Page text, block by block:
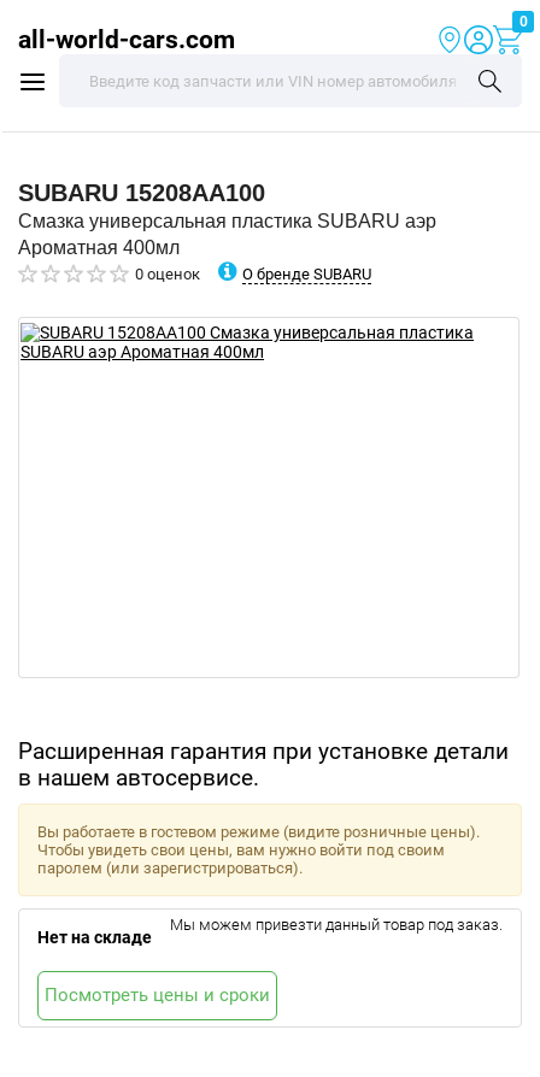
all-world-cars.com
0
SUBARU 15208AA100
Смазка универсальная пластика SUBARU аэр
Ароматная 400мл
0 оценок О бренде SUBARU
Расширенная гарантия при установке детали
в нашем автосервисе.
Вы работаете в гостевом режиме (видите розничные цены).
Чтобы увидеть свои цены, вам нужно войти под своим
паролем (или зарегистрироваться).
Нет на складе
Мы можем привезти данный товар под заказ.
Посмотреть цены и сроки